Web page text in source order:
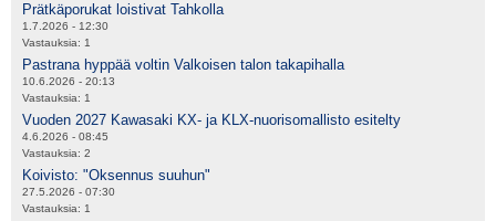
Prätkäporukat loistivat Tahkolla
1.7.2026 - 12:30
Vastauksia: 1
Pastrana hyppää voltin Valkoisen talon takapihalla
10.6.2026 - 20:13
Vastauksia: 1
Vuoden 2027 Kawasaki KX- ja KLX-nuorisomallisto esitelty
4.6.2026 - 08:45
Vastauksia: 2
Koivisto: "Oksennus suuhun"
27.5.2026 - 07:30
Vastauksia: 1